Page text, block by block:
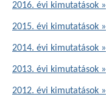
2016. évi kimutatások »
2015. évi kimutatások »
2014. évi kimutatások »
2013. évi kimutatások »
2012. évi kimutatások »